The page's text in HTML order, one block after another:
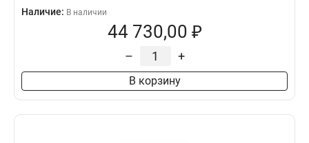
Наличие: В наличии
44 730,00 ₽
– +
В корзину